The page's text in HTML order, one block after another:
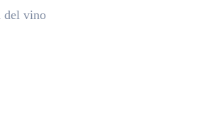
del vino